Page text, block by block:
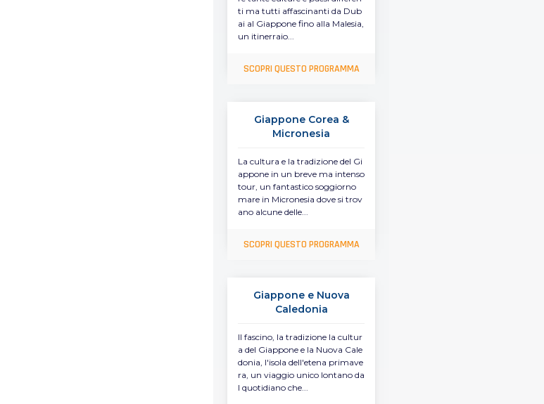
ti ma tutti affascinanti da Dub
ai al Giappone fino alla Malesia,
un itinerraio...
SCOPRI QUESTO PROGRAMMA
Giappone Corea &
Micronesia
La cultura e la tradizione del Gi
appone in un breve ma intenso
tour, un fantastico soggiorno
mare in Micronesia dove si trov
ano alcune delle...
SCOPRI QUESTO PROGRAMMA
Giappone e Nuova
Caledonia
Il fascino, la tradizione la cultur
a del Giappone e la Nuova Cale
donia, l'isola dell'etena primave
ra, un viaggio unico lontano da
l quotidiano che...